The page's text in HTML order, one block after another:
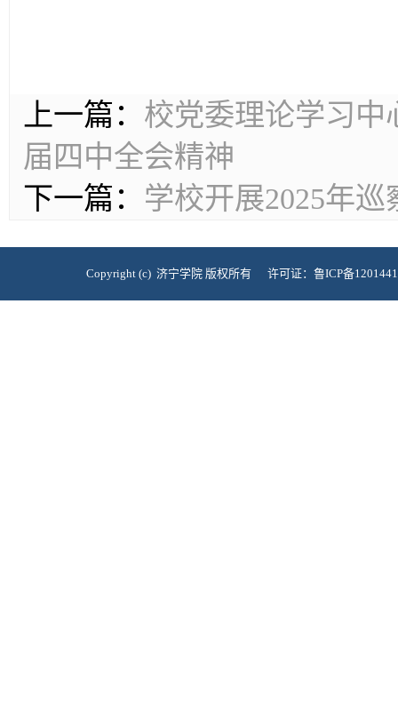
上一篇： 校党委理论学习中
届四中全会精神
下一篇： 学校开展2025年
Copyright (c) 济宁学院 版权所有 许可证：鲁ICP备